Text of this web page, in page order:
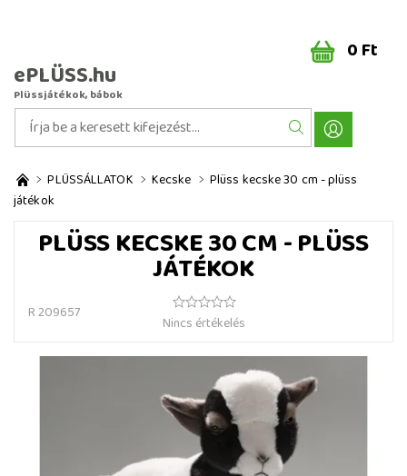
ePLÜSS.hu
Plüssjátékok, bábok
0 Ft
PLÜSSÁLLATOK Kecske
Plüss kecske 30 cm - plüss
játékok
PLÜSS KECSKE 30 CM - PLÜSS
JÁTÉKOK
R 209657
Nincs értékelés